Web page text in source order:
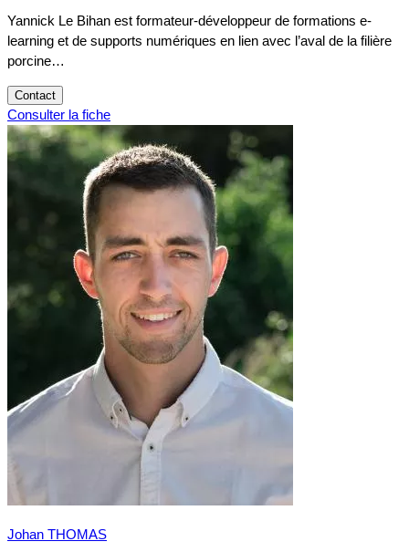
Yannick Le Bihan est formateur-développeur de formations e-
learning et de supports numériques en lien avec l’aval de la filière
porcine…
Contact
Consulter la fiche
Johan THOMAS